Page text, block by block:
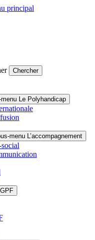
principal
polyhandicapées dans
Le Polyhandicap
menu L’accompagnement